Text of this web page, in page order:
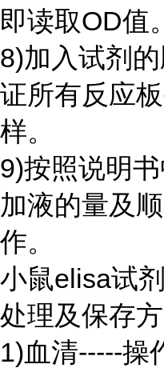
即读取OD值。
8)加入试剂
证所有反应
样。
9)按照说明书
加液的量及
作。
小鼠elisa试
处理及保存
1)血清-----操